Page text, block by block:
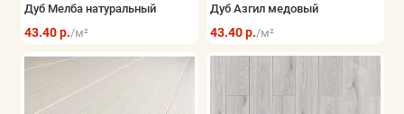
Дуб Мелба натуральный
43.40 р./м²
Дуб Азгил медовый
43.40 р./м²